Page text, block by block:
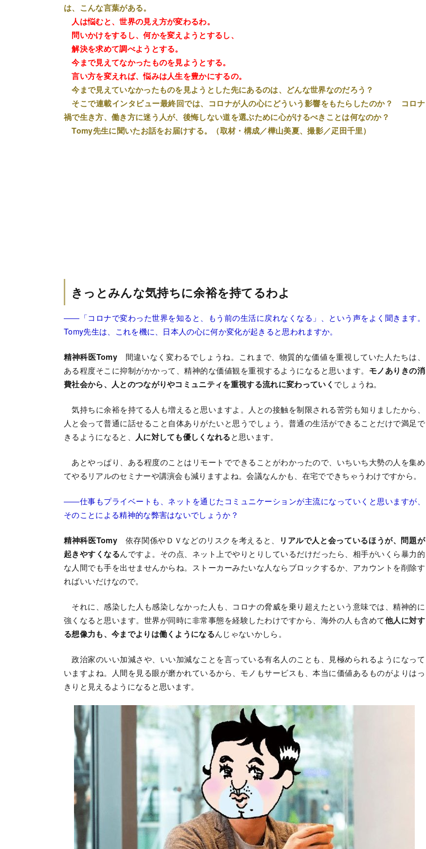
は、こんな言葉がある。
人は悩むと、世界の見え方が変わるわ。
問いかけをするし、何かを変えようとするし、
解決を求めて調べようとする。
今まで見えてなかったものを見ようとする。
言い方を変えれば、悩みは人生を豊かにするの。
今まで見えていなかったものを見ようとした先にあるのは、どんな世界なのだろう？
そこで連載インタビュー最終回では、コロナが人の心にどういう影響をもたらしたのか？ コロナ
禍で生き方、働き方に迷う人が、後悔しない道を選ぶために心がけるべきことは何なのか？
Tomy先生に聞いたお話をお届けする。（取材・構成／樺山美夏、撮影／疋田千里）
きっとみんな気持ちに余裕を持てるわよ
――「コロナで変わった世界を知ると、もう前の生活に戻れなくなる」、という声をよく聞きます。
Tomy先生は、これを機に、日本人の心に何か変化が起きると思われますか。
精神科医Tomy 間違いなく変わるでしょうね。これまで、物質的な価値を重視していた人たちは、
ある程度そこに抑制がかかって、精神的な価値観を重視するようになると思います。 モノありきの消
費社会から、人とのつながりやコミュニティを重視する流れに変わっていく でしょうね。
気持ちに余裕を持てる人も増えると思いますよ。人との接触を制限される苦労も知りましたから、
人と会って普通に話せること自体ありがたいと思うでしょう。普通の生活ができることだけで満足で
きるようになると、 人に対しても優しくなれると思います。
あとやっぱり、ある程度のことはリモートでできることがわかったので、いちいち大勢の人を集め
てやるリアルのセミナーや講演会も減りますよね。会議なんかも、在宅でできちゃうわけですから。
――仕事もプライベートも、ネットを通じたコミュニケーションが主流になっていくと思いますが、
そのことによる精神的な弊害はないでしょうか？
精神科医Tomy依存関係やＤＶなどのリスクを考えると、
リアルで人と会っているほうが、問題が
起きやすくなるんですよ。その点、ネット上でやりとりしているだけだったら、相手がいくら暴力的
な人間でも手を出せませんからね。ストーカーみたいな人ならブロックするか、アカウントを削除す
ればいいだけなので。
それに、感染した人も感染しなかった人も、コロナの脅威を乗り超えたという意味では、精神的に
強くなると思います。世界が同時に非常事態を経験したわけですから、海外の人も含めて他人に対す
る想像力も、今までよりは働くようになるんじゃないかしら。
政治家のいい加減さや、いい加減なことを言っている有名人のことも、見極められるようになって
いますよね。人間を見る眼が磨かれているから、モノもサービスも、本当に価値あるものがよりはっ
きりと見えるようになると思います。